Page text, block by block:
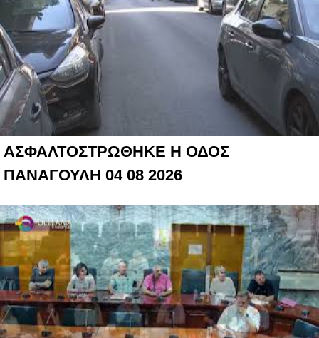
ΑΣΦΑΛΤΟΣΤΡΩΘΗΚΕ Η ΟΔΟΣ
ΠΑΝΑΓΟΥΛΗ 04 08 2026